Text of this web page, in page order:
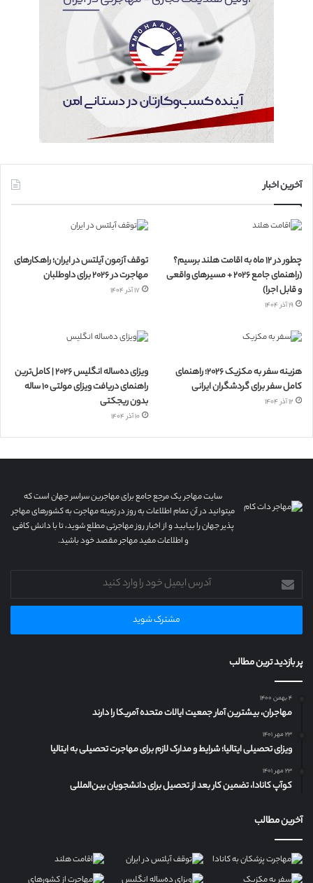
آخرین اخبار
چطور در ۱۲ ماه به اقامت هلند برسیم؟
(راهنمای جامع ۲۰۲۶ + مسیرهای واقعی
و قابل اجرا)
۱۹ آذر ۱۴۰۴
توقف آزمون آیلتس در ایران؛ راهکارهای
مهاجرت در ۲۰۲۶ برای داوطلبان
۱۷ آذر ۱۴۰۴
هزینه سفر به مکزیک ۲۰۲۶؛ راهنمای
کامل سفر برای گردشگران ایرانی
۱۲ آذر ۱۴۰۴
ویزای ده‌ساله انگلیس ۲۰۲۶ | کامل‌ترین
راهنمای دریافت ویزای مولتی ۱۰ ساله
بدون ریجکتی
۱۰ آذر ۱۴۰۴
سایت مهاجر یک مرجع جامع برای مهاجرین سراسر جهان است که
میتوانید در آن تمام اطلاعات به روز در زمینه مهاجرت به کشورهای مهاجر
پذیر جهان را بیابید و از اخبار روز مهاجرتی مطلع شوید، تا با دانش کافی
و اطلاعات مفید مهاجر مقصد خود باشید.
آدرس
ایمیل
خود
وارد
پر بازدید ترین مطالب
۴ بهمن ۱۴۰۰
مهاجران، بیشترین آمار جمعیت ایالات متحده آمریکا را دارند
۲۳ مهر ۱۴۰۱
ویزای تحصیلی ایتالیا؛ شرایط و مدارک لازم برای مهاجرت تحصیلی به ایتالیا
۲۳ مهر ۱۴۰۱
کوآپ کانادا، تضمین کار بعد از تحصیل برای دانشجویان بین‌المللی
آخرین مطالب